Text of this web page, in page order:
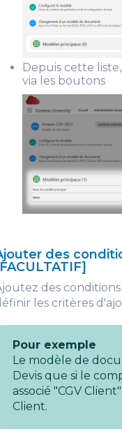
Depuis cette
via les boutons
des
des
les critères
Pour exemple
Le modèle de
Devis que si le
associé "CGV
Client.